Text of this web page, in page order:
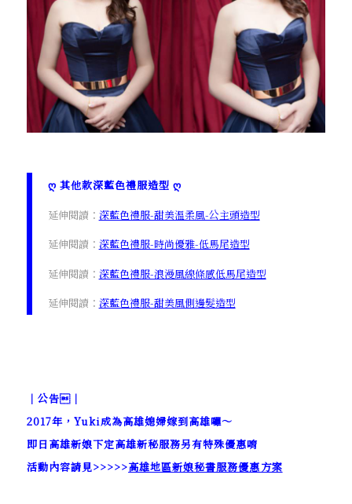
ღ 其他款深藍色禮服造型 ღ
延伸閱讀： 深藍色禮服-甜美溫柔風-公主頭造型
延伸閱讀： 深藍色禮服-時尚優雅-低馬尾造型
延伸閱讀： 深藍色禮服-浪漫風線條感低馬尾造型
延伸閱讀： 深藍色禮服-甜美風側邊髮造型
｜公告｜
2017年，Yuki成為高雄媳婦嫁到高雄囉～
即日高雄新娘下定高雄新秘服務另有特殊優惠唷
活動內容請見>>>>>高雄地區新娘秘書服務優惠方案